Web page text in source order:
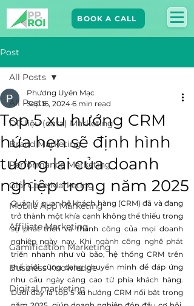
BOOK A CALL
Post
All Posts
Dữ liệu (data) Marketing
Brand Marketing​
Performance Marketing
Giải Case Marketing
Mobile App Marketing
Affiliate Marketing
Gamification Marketing
Business Knowledge
Digital marketing
All Posts
Top 5 xu hướng CRM
hứa hẹn sẽ định hình
tương lai của doanh
nghiệp trong năm 2025
Phương Uyên Mạc
Sep 16, 2024 6 min read
Quản lý quan hệ khách hàng (CRM) đã và đang
trở thành một khía cạnh không thể thiếu trong
sự phát triển và thành công của mọi doanh
nghiệp ngày nay. Khi ngành công nghệ phát
triển nhanh như vũ bão, hệ thống CRM trên
thế giới cũng đang chuyển mình để đáp ứng
nhu cầu ngày càng cao từ phía khách hàng.
Dưới đây là top 5 xu hướng CRM nổi bật trong